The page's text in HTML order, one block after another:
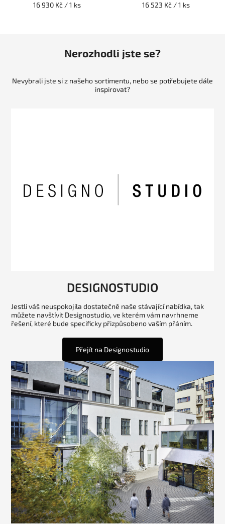
16 930 Kč / 1 ks 16 523 Kč / 1 ks
Nerozhodli jste se?
Nevybrali jste si z našeho sortimentu, nebo se potřebujete dále
inspirovat?
DESIGNOSTUDIO
Jestli váš neuspokojila dostatečně naše stávající nabídka, tak
můžete navštívit Designostudio, ve kterém vám navrhneme
řešení, které bude specificky přizpůsobeno vaším přáním.
Přejít na Designostudio